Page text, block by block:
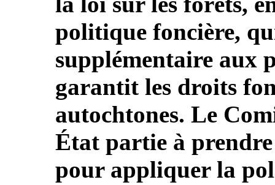
politique foncière,
supplémentaire aux
garantit les droits
autochtones. Le
État partie à prendre
pour appliquer la